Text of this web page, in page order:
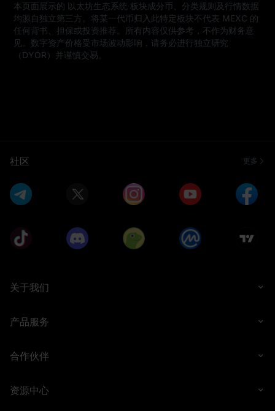
本页面展示的 以太坊生态系统 板块成分币、分类规则及行情数据
均源自独立第三方。将某一代币归入此特定板块不代表 MEXC 的
任何背书、担保或投资推荐。所有内容仅供参考，不作为财务意
见。数字资产价格受市场波动影响，请务必进行独立研究
（DYOR）并谨慎交易。
社区 更多
关于我们
产品服务
合作伙伴
资源中心